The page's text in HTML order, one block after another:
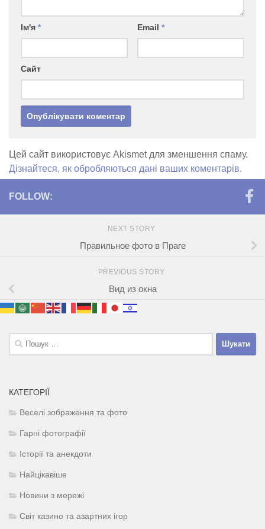
Ім'я * Email *
Сайт
Цей сайт використовує Akismet для зменшення спаму.
Дізнайтеся, як обробляються дані ваших коментарів.
FOLLOW:
NEXT STORY
Правильное фото в Праге
PREVIOUS STORY
Вид из окна
Пошук:
КАТЕГОРІЇ
Веселі зображення та фото
Гарні фотографії
Історії та анекдоти
Найцікавіше
Новини з мережі
Світ казино та азартних ігор